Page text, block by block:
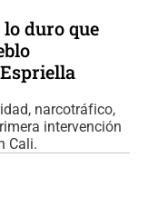
duro que
narcotráfico,
intervención
Cali.